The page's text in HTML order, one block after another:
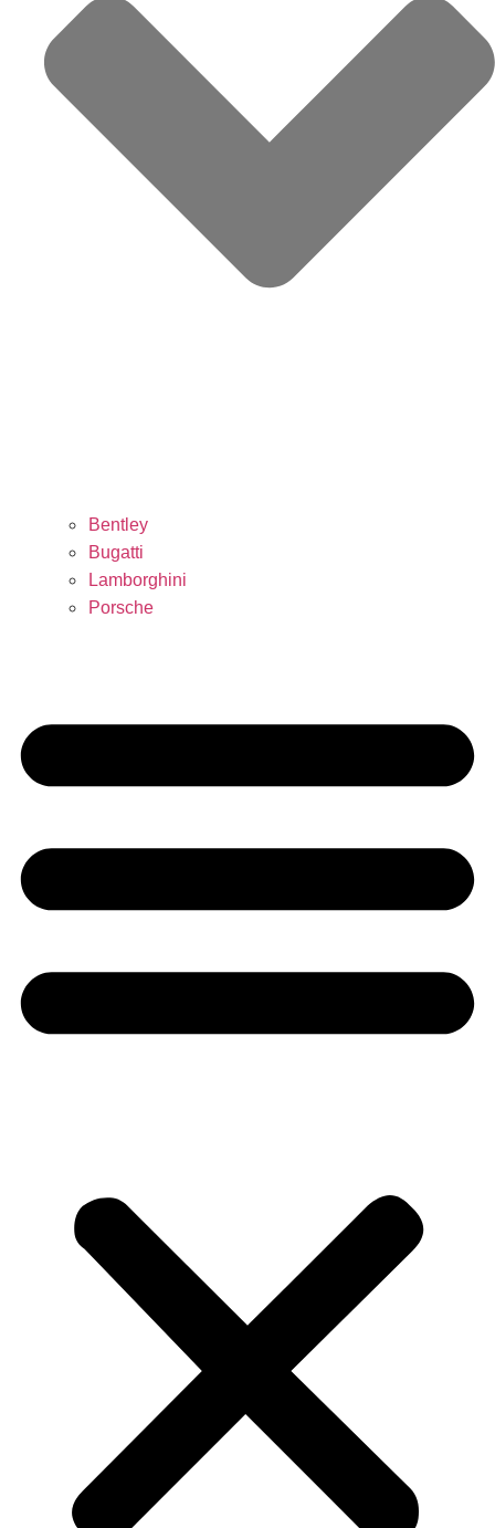
Bentley
Bugatti
Lamborghini
Porsche